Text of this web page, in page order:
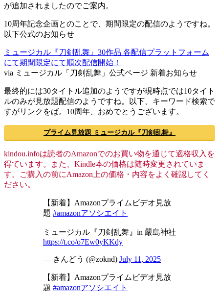
が追加されましたのでご案内。
10周年記念企画とのことで、期間限定の配信のようですね。
以下公式のお知らせ
ミュージカル『刀剣乱舞』30作品 各配信プラットフォーム
にて期間限定にて順次配信開始！
via ミュージカル「刀剣乱舞」公式ページ 新着お知らせ
最終的には30タイトル追加のようですが現時点では10タイト
ルのみが見放題配信のようですね。以下、キーワード検索で
すがリンクをば。10周年、おめでとうございます。
プライム見放題 ミュージカル『刀剣乱舞』
kindou.infoは読者のAmazonでのお買い物を通じて適格収入を
得ています。また、Kindle本の価格は随時変更されていま
す。ご購入の前にAmazon上の価格・内容をよく確認してく
ださい。
【新着】Amazonプライムビデオ見放
題 #amazonアソシエイト
ミュージカル『刀剣乱舞』in 嚴島神社
https://t.co/o7Ew0yKKdy
— きんどう (@zoknd) July 11, 2025
【新着】Amazonプライムビデオ見放
題 #amazonアソシエイト